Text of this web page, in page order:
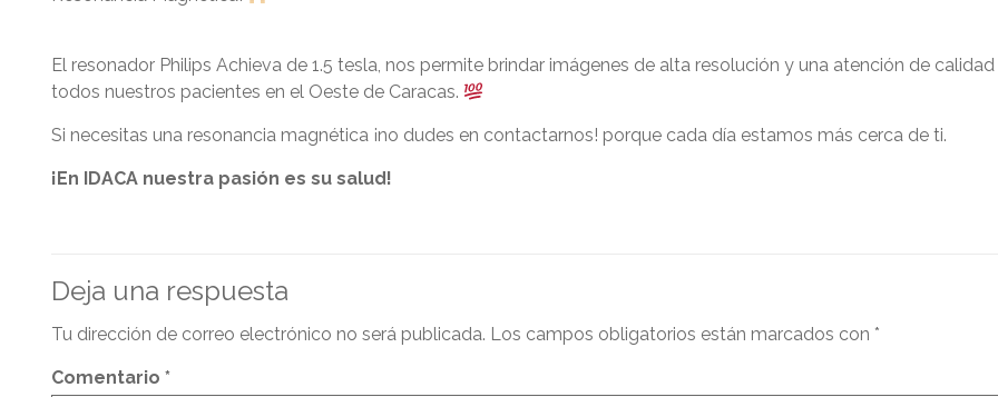
El resonador Philips Achieva de 1.5 tesla, nos permite brindar imágenes de alta resolución y una atención de calidad
todos nuestros pacientes en el Oeste de Caracas.
Si necesitas una resonancia magnética ¡no dudes en contactarnos! porque cada día estamos más cerca de ti.
¡En IDACA nuestra pasión es su salud!
Deja una respuesta
Tu dirección de correo electrónico no será publicada. Los campos obligatorios están marcados con *
Comentario *